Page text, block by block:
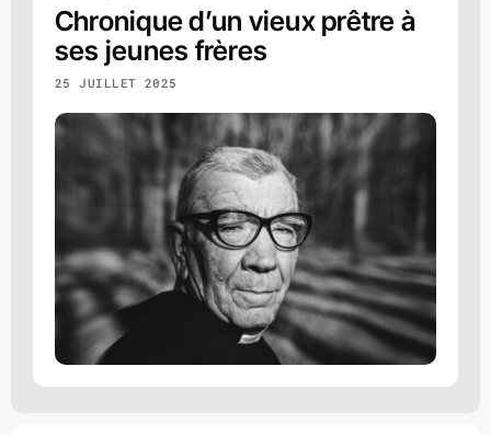
Chronique d’un vieux prêtre à
ses jeunes frères
25 JUILLET 2025